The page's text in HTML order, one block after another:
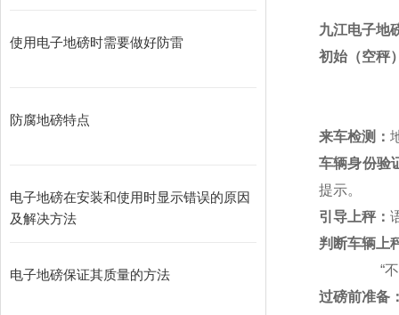
使用电子地磅时需要做好防雷
防腐地磅特点
电子地磅在安装和使用时显示错误的原因
及解决方法
电子地磅保证其质量的方法
九江电子地
初始（空秤
来车检测：
车辆身份验
提示。
引导上秤：
判断车辆上
“
过磅前准备